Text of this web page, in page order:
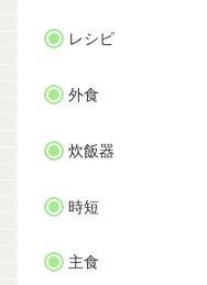
レシピ
外食
炊飯器
時短
主食